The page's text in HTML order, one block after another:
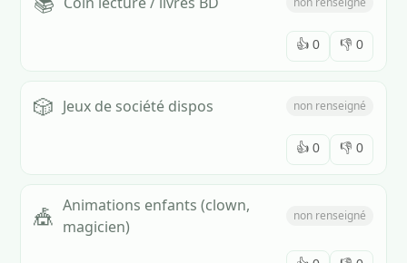
👍 0 👎 0
🎲 Jeux de société dispos non renseigné
👍 0 👎 0
🎪 Animations enfants (clown,
magicien)
non renseigné